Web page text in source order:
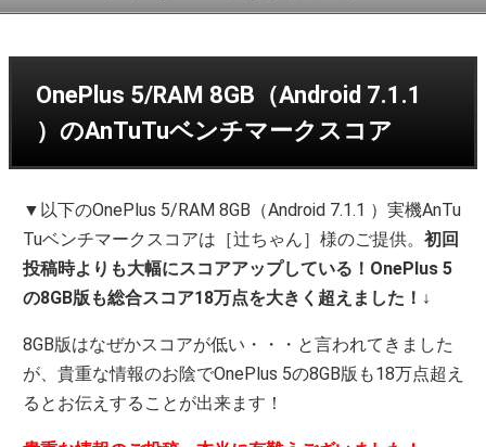
OnePlus 5/RAM 8GB（Android 7.1.1
）のAnTuTuベンチマークスコア
▼以下のOnePlus 5/RAM 8GB（Android 7.1.1 ）実機AnTu
Tuベンチマークスコアは［辻ちゃん］様のご提供。初回
投稿時よりも大幅にスコアアップしている！OnePlus 5
の8GB版も総合スコア18万点を大きく超えました！ ↓
8GB版はなぜかスコアが低い・・・と言われてきました
が、貴重な情報のお陰でOnePlus 5の8GB版も18万点超え
るとお伝えすることが出来ます！